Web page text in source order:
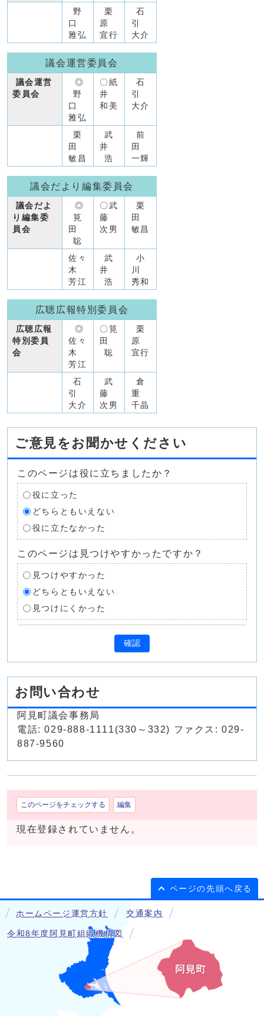
野
口
雅弘
栗
原
宜行
石
引
大介
議会運営委員会
議会運営
委員会
◎
野
口
雅弘
〇紙
井
和美
石
引
大介
栗
田
敏昌
武
井
浩
前
田
一輝
議会だより編集委員会
議会だよ
り編集委
員会
◎
筧
田
聡
〇武
藤
次男
栗
田
敏昌
佐々
木
芳江
武
井
浩
小
川
秀和
広聴広報特別委員会
広聴広報
特別委員
会
◎
佐々
木
芳江
〇筧
田
聡
栗
原
宜行
石
引
大介
武
藤
次男
倉
重
千晶
ご意見をお聞かせください
このページは役に立ちましたか？
役に立った
どちらともいえない
役に立たなかった
このページは見つけやすかったですか？
見つけやすかった
どちらともいえない
見つけにくかった
確認
お問い合わせ
阿見町議会事務局
電話: 029-888-1111(330～332) ファクス: 029-
887-9560
このページをチェックする 編集
現在登録されていません。
ページの先頭へ戻る
ホームページ運営方針 交通案内
令和8年度阿見町組織機構図